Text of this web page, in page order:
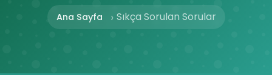
Ana Sayfa Sıkça Sorulan Sorular